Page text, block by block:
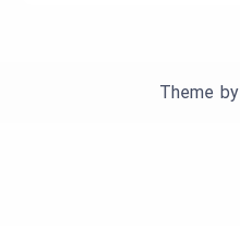
Theme by